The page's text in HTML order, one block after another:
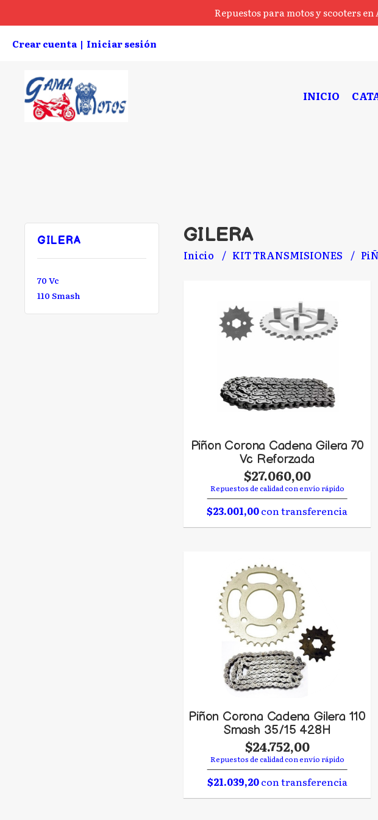
Repuestos para motos y scooters
Crear cuenta | Iniciar sesión
INICIO
GILERA
70 Vc
110 Smash
GILERA
Inicio KIT TRANSMISIONES
Piñon Corona Cadena Gilera 70
Vc Reforzada
$27.060,00
Repuestos de calidad con envío rápido
$23.001,00con transferencia
Piñon Corona Cadena Gilera 110
Smash 35/15 428H
$24.752,00
Repuestos de calidad con envío rápido
$21.039,20con transferencia